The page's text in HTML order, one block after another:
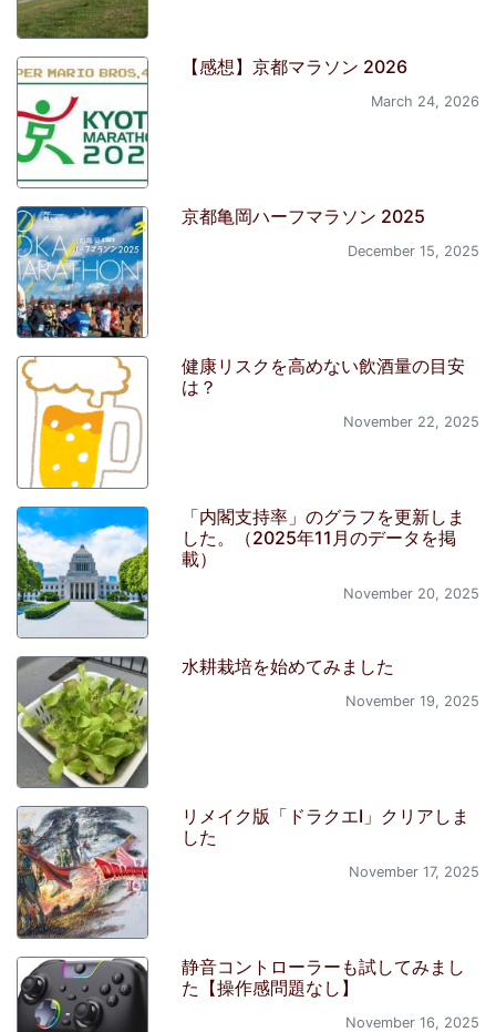
【感想】京都マラソン 2026
March 24, 2026
京都亀岡ハーフマラソン 2025
December 15, 2025
健康リスクを高めない飲酒量の目安
は？
November 22, 2025
「内閣支持率」のグラフを更新しま
した。（2025年11月のデータを掲
載）
November 20, 2025
水耕栽培を始めてみました
November 19, 2025
リメイク版「ドラクエI」クリアしま
した
November 17, 2025
静音コントローラーも試してみまし
た【操作感問題なし】
November 16, 2025